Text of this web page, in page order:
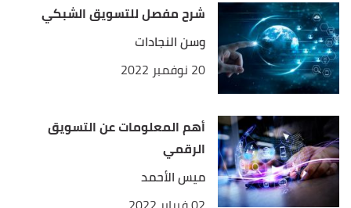
شرح مفصل للتسويق الشبكي
وسن النجادات
20 نوفمبر 2022
أهم المعلومات عن التسويق
الرقمي
ميس الأحمد